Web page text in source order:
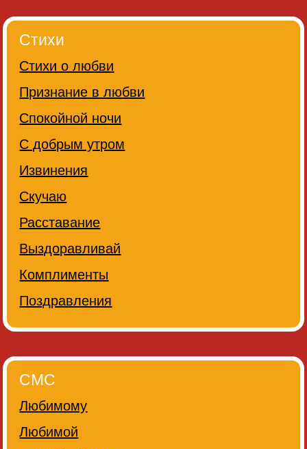
Стихи
Стихи о любви
Признание в любви
Спокойной ночи
С добрым утром
Извинения
Скучаю
Расставание
Выздоравливай
Комплименты
Поздравления
СМС
Любимому
Любимой